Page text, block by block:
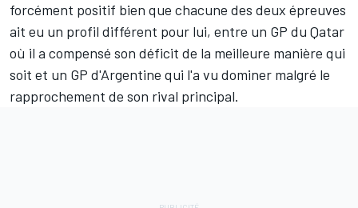
forcément positif bien que chacune des deux épreuves
ait eu un profil différent pour lui, entre un GP du Qatar
où il a compensé son déficit de la meilleure manière qui
soit et un GP d'Argentine qui l'a vu dominer malgré le
rapprochement de son rival principal.